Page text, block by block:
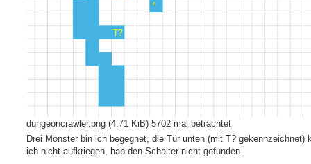
dungeoncrawler.png (4.71 KiB) 5702 mal betrachtet
Drei Monster bin ich begegnet, die Tür unten (mit T? gekennzeichnet)
ich nicht aufkriegen, hab den Schalter nicht gefunden.